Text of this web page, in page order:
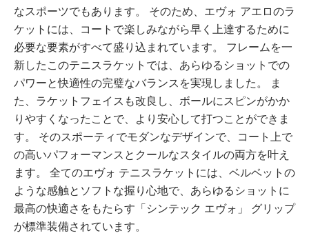
なスポーツでもあります。 そのため、エヴォ アエロのラ
ケットには、コートで楽しみながら早く上達するために
必要な要素がすべて盛り込まれています。 フレームを一
新したこのテニスラケットでは、あらゆるショットでの
パワーと快適性の完璧なバランスを実現しました。 ま
た、ラケットフェイスも改良し、ボールにスピンがかか
りやすくなったことで、より安心して打つことができま
す。 そのスポーティでモダンなデザインで、コート上で
の高いパフォーマンスとクールなスタイルの両方を叶え
ます。 全てのエヴォ テニスラケットには、ベルベットの
ような感触とソフトな握り心地で、あらゆるショットに
最高の快適さをもたらす「シンテック エヴォ」 グリップ
が標準装備されています。